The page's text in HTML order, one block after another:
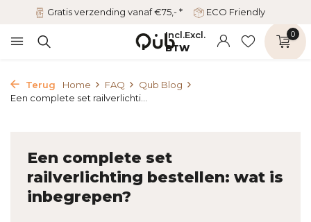
Gratis verzending vanaf €75,- * ECO Friendly
Incl.Excl.
BTW
0
Terug Home FAQ
Qub Blog
Een complete set railverlichti...
Een complete set
railverlichting bestellen: wat is
inbegrepen?